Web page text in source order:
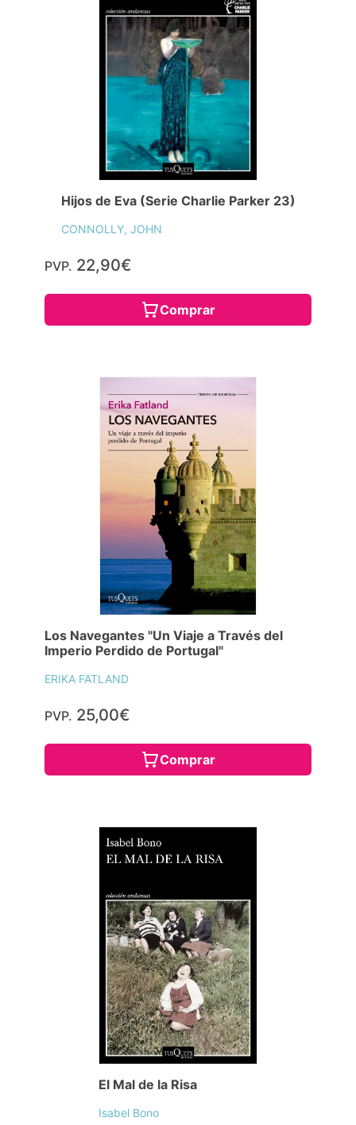
Hijos de Eva (Serie Charlie Parker 23)
CONNOLLY, JOHN
PVP. 22,90€
Comprar
Los Navegantes "Un Viaje a Través del
Imperio Perdido de Portugal"
ERIKA FATLAND
PVP. 25,00€
Comprar
El Mal de la Risa
Isabel Bono